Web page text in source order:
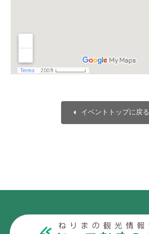
arrow_left イベントトップに戻る